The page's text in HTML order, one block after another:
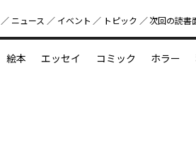
好書好日
ニュース イベント トピック 次回の読書
絵本 エッセイ コミック ホラー